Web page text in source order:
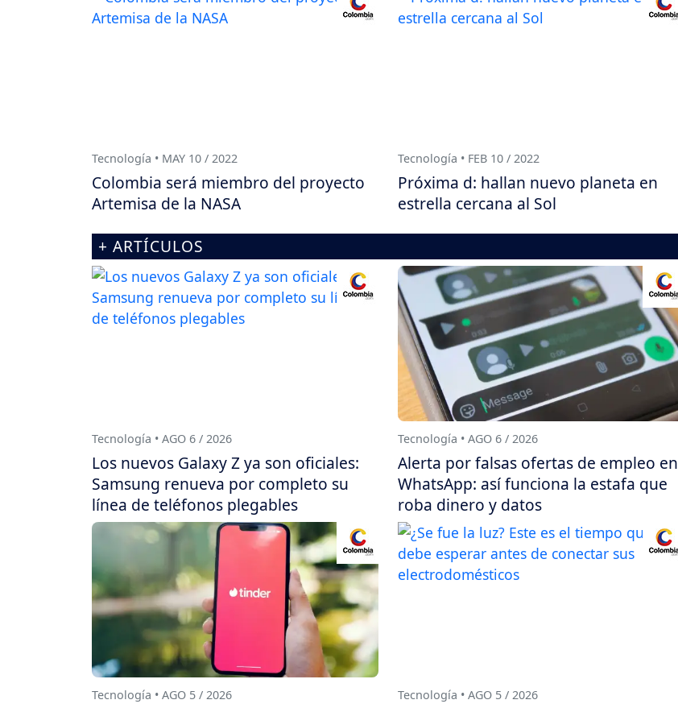
Tecnología • MAY 10 / 2022
Colombia será miembro del proyecto
Artemisa de la NASA
Tecnología • FEB 10 / 2022
Próxima d: hallan nuevo planeta en
estrella cercana al Sol
+ ARTÍCULOS
Tecnología • AGO 6 / 2026
Los nuevos Galaxy Z ya son oficiales:
Samsung renueva por completo su
línea de teléfonos plegables
Tecnología • AGO 6 / 2026
Alerta por falsas ofertas de empleo en
WhatsApp: así funciona la estafa que
roba dinero y datos
Tecnología • AGO 5 / 2026 Tecnología • AGO 5 / 2026